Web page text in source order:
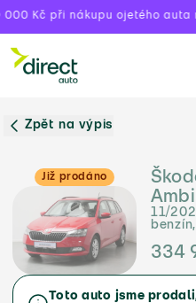
Kč při nákupu ojetého auta
Zpět na výpis
Již prodáno
11/
334
Toto auto jsme